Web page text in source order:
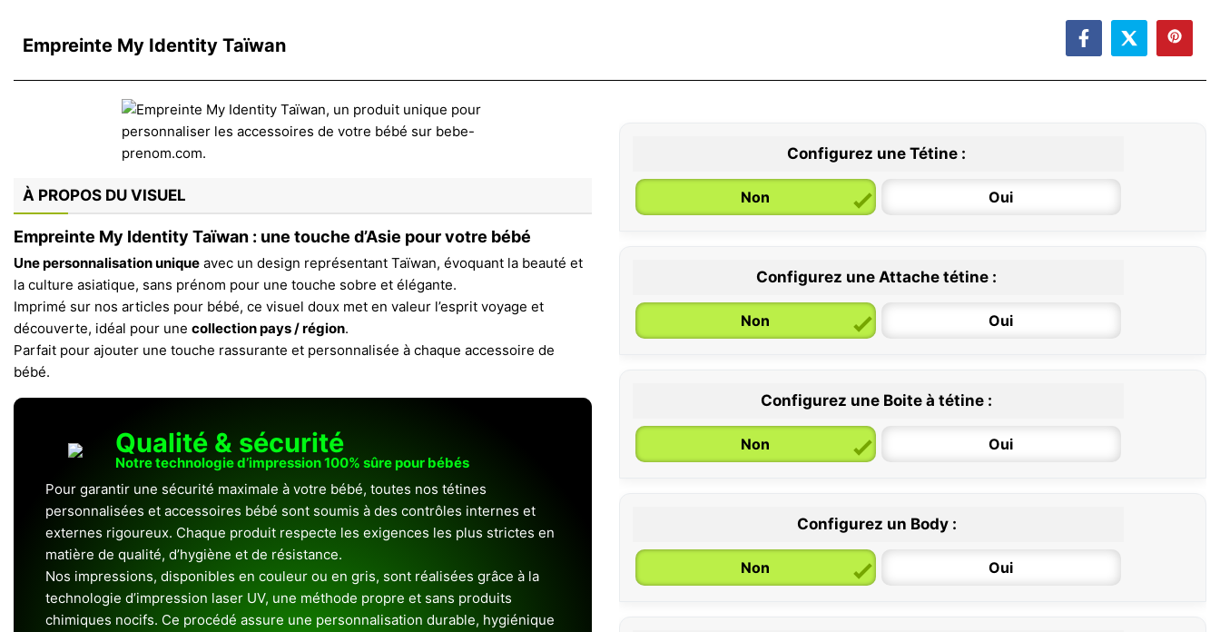
Empreinte My Identity Taïwan
À PROPOS DU VISUEL
Empreinte My Identity Taïwan : une touche d’Asie pour votre bébé
Une personnalisation unique avec un design représentant Taïwan, évoquant la beauté et
la culture asiatique, sans prénom pour une touche sobre et élégante.
Imprimé sur nos articles pour bébé, ce visuel doux met en valeur l’esprit voyage et
découverte, idéal pour une collection pays / région.
Parfait pour ajouter une touche rassurante et personnalisée à chaque accessoire de
bébé.
Qualité & sécurité
Notre technologie d’impression 100% sûre pour bébés
Pour garantir une sécurité maximale à votre bébé, toutes nos tétines
personnalisées et accessoires bébé sont soumis à des contrôles internes et
externes rigoureux. Chaque produit respecte les exigences les plus strictes en
matière de qualité, d’hygiène et de résistance.
Nos impressions, disponibles en couleur ou en gris, sont réalisées grâce à la
technologie d’impression laser UV, une méthode propre et sans produits
chimiques nocifs. Ce procédé assure une personnalisation durable, hygiénique
Configurez une Tétine :
Non Oui
0 / 6 mois
Configurez une Attache tétine :
Non Oui
Configurez une Boite à tétine :
Non Oui
Configurez un Body :
Non Oui